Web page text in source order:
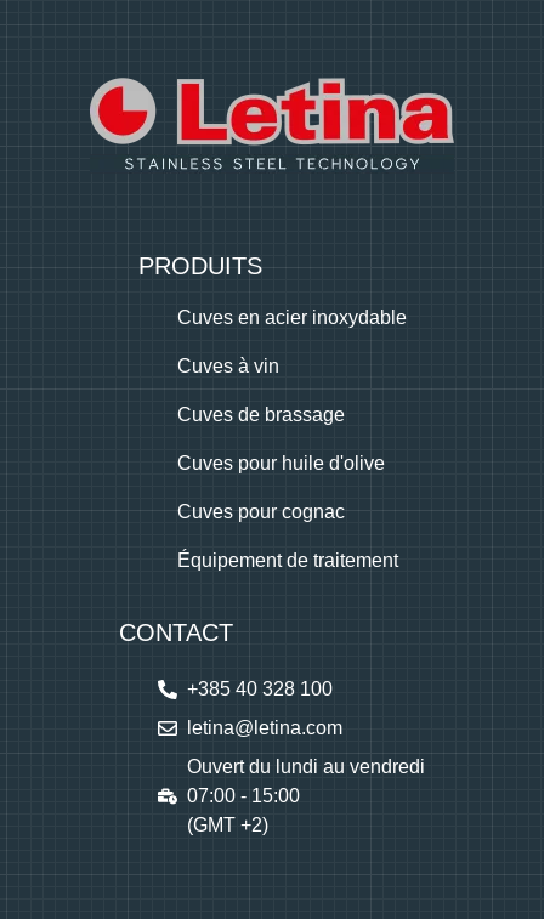
PRODUITS
Cuves en acier inoxydable
Cuves à vin
Cuves de brassage
Cuves pour huile d'olive
Cuves pour cognac
Équipement de traitement
CONTACT
+385 40 328 100
letina@letina.com
Ouvert du lundi au vendredi
07:00 - 15:00
(GMT +2)